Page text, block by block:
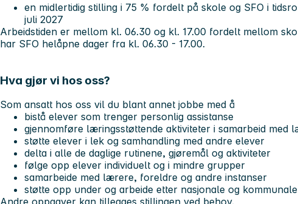
en midlertidig stilling i 75 % fordelt på skole og SFO i
juli 2027
Arbeidstiden er mellom kl. 06.30 og kl. 17.00 fordelt mellom
har SFO helåpne dager fra kl. 06.30 - 17.00.
Hva gjør vi hos oss?
Som ansatt hos oss vil du blant annet jobbe med å
bistå elever som trenger personlig assistanse
gjennomføre læringsstøttende aktiviteter i samarbeid med
støtte elever i lek og samhandling med andre elever
delta i alle de daglige rutinene, gjøremål og aktiviteter
følge opp elever individuelt og i mindre grupper
samarbeide med lærere, foreldre og andre instanser
støtte opp under og arbeide etter nasjonale og